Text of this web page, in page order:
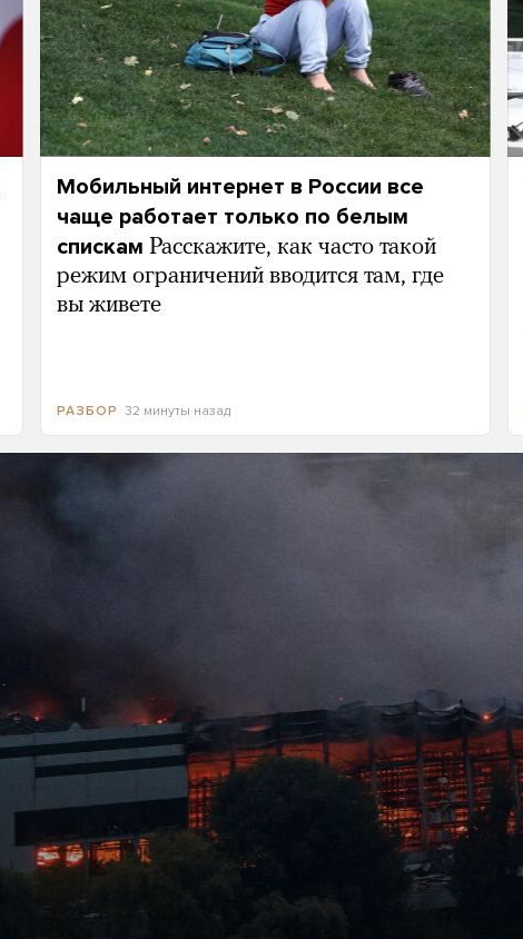
Мобильный интернет в России все
чаще работает только по белым
спискам Расскажите, как часто такой
режим ограничений вводится там, где
вы живете
РАЗБОР 32 минуты назад